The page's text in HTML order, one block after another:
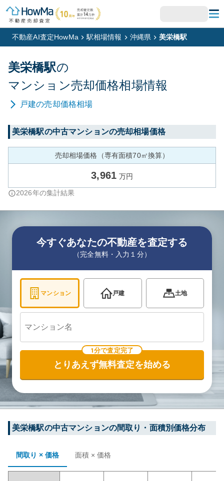
不動産AI査定HowMa 駅相場情報 沖縄県 美栄橋駅
美栄橋駅の
マンション売却価格相場情報
戸建の売却価格相場
美栄橋駅の中古マンションの売却相場価格
売却相場価格（専有面積70㎡換算）
3,961 万円
2026年の集計結果
今すぐあなたの不動産を査定する
（完全無料・入力１分）
マンション 戸建 土地
1分で査定完了
とりあえず無料査定を始める
美栄橋駅の中古マンションの間取り・面積別価格分布
間取り × 価格 面積 × 価格